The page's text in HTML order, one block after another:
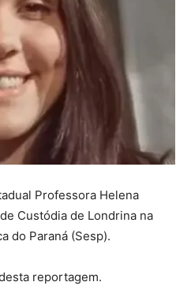
Professora Helena
Custódia de Londrina na
do Paraná (Sesp).
reportagem.